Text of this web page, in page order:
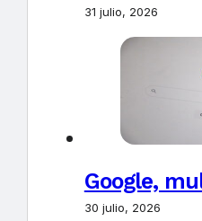
31 julio, 2026
Google,
30 julio, 2026